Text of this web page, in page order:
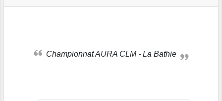
Championnat AURA CLM - La Bathie